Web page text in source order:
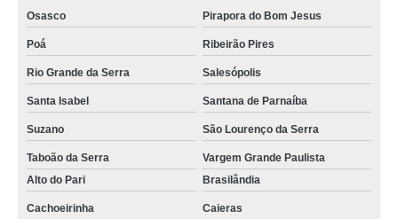
Osasco Pirapora do Bom Jesus
Poá Ribeirão Pires
Rio Grande da Serra Salesópolis
Santa Isabel Santana de Parnaíba
Suzano São Lourenço da Serra
Taboão da Serra
Vargem Grande Paulista
Alto do Pari
Brasilândia
Cachoeirinha Caieras